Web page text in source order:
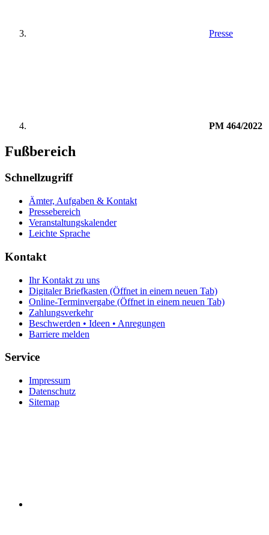
Presse
PM 464/2022
Fußbereich
Schnellzugriff
Ämter, Aufgaben & Kontakt
Pressebereich
Veranstaltungskalender
Leichte Sprache
Kontakt
Ihr Kontakt zu uns
Digitaler Briefkasten (Öffnet in einem neuen Tab)
Online-Terminvergabe (Öffnet in einem neuen Tab)
Zahlungsverkehr
Beschwerden • Ideen • Anregungen
Barriere melden
Service
Impressum
Datenschutz
Sitemap